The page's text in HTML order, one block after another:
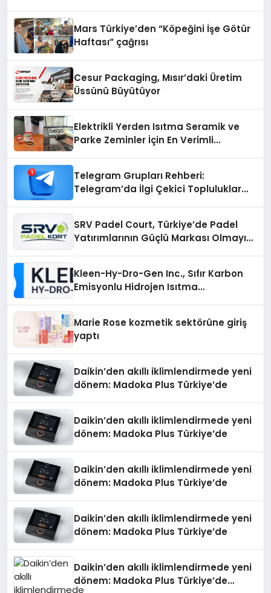
Mars Türkiye’den “Köpeğini İşe Götür
Haftası” çağrısı
Cesur Packaging, Mısır’daki Üretim
Üssünü Büyütüyor
Elektrikli Yerden Isıtma Seramik ve
Parke Zeminler İçin En Verimli
Telegram Grupları Rehberi:
Telegram’da İlgi Çekici Topluluklar
SRV Padel Court, Türkiye’de Padel
Yatırımlarının Güçlü Markası Olmayı
Kleen-Hy-Dro-Gen Inc., Sıfır Karbon
Emisyonlu Hidrojen Isıtma
Marie Rose kozmetik sektörüne giriş
yaptı
Daikin’den akıllı iklimlendirmede yeni
dönem: Madoka Plus Türkiye’de
Daikin’den akıllı iklimlendirmede yeni
dönem: Madoka Plus Türkiye’de
Daikin’den akıllı iklimlendirmede yeni
dönem: Madoka Plus Türkiye’de
Daikin’den akıllı iklimlendirmede yeni
dönem: Madoka Plus Türkiye’de
Daikin’den akıllı iklimlendirmede yeni
dönem: Madoka Plus Türkiye’de